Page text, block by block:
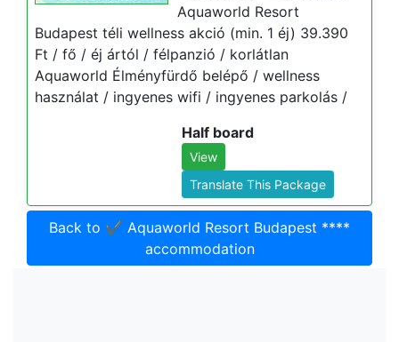
Aquaworld Resort
Budapest téli wellness akció (min. 1 éj) 39.390
Ft / fő / éj ártól / félpanzió / korlátlan
Aquaworld Élményfürdő belépő / wellness
használat / ingyenes wifi / ingyenes parkolás /
Half board
View
Translate This Package
Back to ✔️ Aquaworld Resort Budapest ****
accommodation